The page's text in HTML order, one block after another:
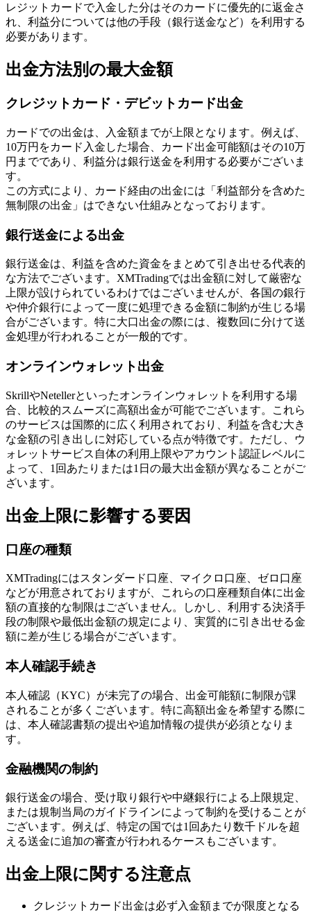
レジットカードで入金した分はそのカードに優先的に返金さ
れ、利益分については他の手段（銀行送金など）を利用する
必要があります。
出金方法別の最大金額
クレジットカード・デビットカード出金
カードでの出金は、入金額までが上限となります。例えば、
10万円をカード入金した場合、カード出金可能額はその10万
円までであり、利益分は銀行送金を利用する必要がございま
す。
この方式により、カード経由の出金には「利益部分を含めた
無制限の出金」はできない仕組みとなっております。
銀行送金による出金
銀行送金は、利益を含めた資金をまとめて引き出せる代表的
な方法でございます。XMTradingでは出金額に対して厳密な
上限が設けられているわけではございませんが、各国の銀行
や仲介銀行によって一度に処理できる金額に制約が生じる場
合がございます。特に大口出金の際には、複数回に分けて送
金処理が行われることが一般的です。
オンラインウォレット出金
SkrillやNetellerといったオンラインウォレットを利用する場
合、比較的スムーズに高額出金が可能でございます。これら
のサービスは国際的に広く利用されており、利益を含む大き
な金額の引き出しに対応している点が特徴です。ただし、ウ
ォレットサービス自体の利用上限やアカウント認証レベルに
よって、1回あたりまたは1日の最大出金額が異なることがご
ざいます。
出金上限に影響する要因
口座の種類
XMTradingにはスタンダード口座、マイクロ口座、ゼロ口座
などが用意されておりますが、これらの口座種類自体に出金
額の直接的な制限はございません。しかし、利用する決済手
段の制限や最低出金額の規定により、実質的に引き出せる金
額に差が生じる場合がございます。
本人確認手続き
本人確認（KYC）が未完了の場合、出金可能額に制限が課
されることが多くございます。特に高額出金を希望する際に
は、本人確認書類の提出や追加情報の提供が必須となりま
す。
金融機関の制約
銀行送金の場合、受け取り銀行や中継銀行による上限規定、
または規制当局のガイドラインによって制約を受けることが
ございます。例えば、特定の国では1回あたり数千ドルを超
える送金に追加の審査が行われるケースもございます。
出金上限に関する注意点
クレジットカード出金は必ず入金額までが限度となる